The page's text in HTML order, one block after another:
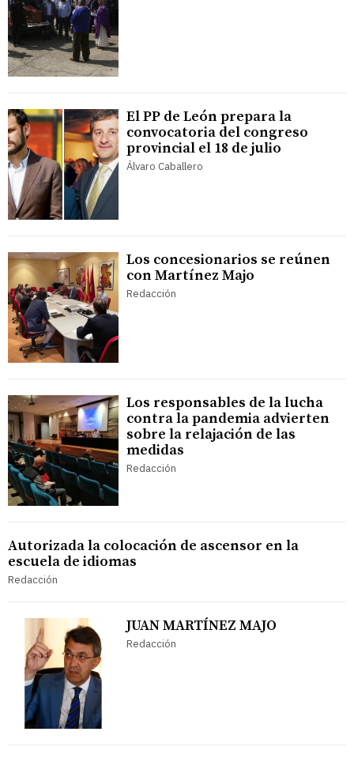
El PP de León prepara la
convocatoria del congreso
provincial el 18 de julio
Álvaro Caballero
Los concesionarios se reúnen
con Martínez Majo
Redacción
Los responsables de la lucha
contra la pandemia advierten
sobre la relajación de las
medidas
Redacción
Autorizada la colocación de ascensor en la
escuela de idiomas
Redacción
JUAN MARTÍNEZ MAJO
Redacción